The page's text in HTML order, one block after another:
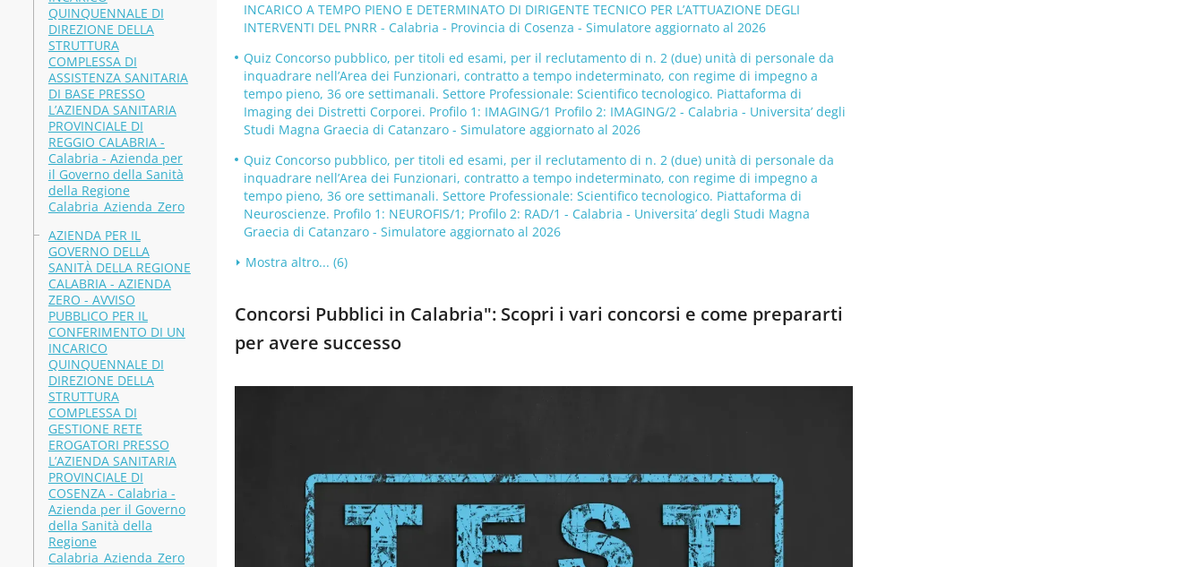
QUINQUENNALE DI
DIREZIONE DELLA
STRUTTURA
COMPLESSA DI
ASSISTENZA SANITARIA
DI BASE PRESSO
L’AZIENDA SANITARIA
PROVINCIALE DI
REGGIO CALABRIA -
Calabria - Azienda per
il Governo della Sanità
della Regione
Calabria_Azienda_Zero
AZIENDA PER IL
GOVERNO DELLA
SANITÀ DELLA REGIONE
CALABRIA - AZIENDA
ZERO - AVVISO
PUBBLICO PER IL
CONFERIMENTO DI UN
INCARICO
QUINQUENNALE DI
DIREZIONE DELLA
STRUTTURA
COMPLESSA DI
GESTIONE RETE
EROGATORI PRESSO
L’AZIENDA SANITARIA
PROVINCIALE DI
COSENZA - Calabria -
Azienda per il Governo
della Sanità della
Regione
Calabria_Azienda_Zero
INCARICO A TEMPO PIENO E DETERMINATO DI DIRIGENTE TECNICO PER L’ATTUAZIONE DEGLI
INTERVENTI DEL PNRR - Calabria - Provincia di Cosenza - Simulatore aggiornato al 2026
Quiz Concorso pubblico, per titoli ed esami, per il reclutamento di n. 2 (due) unità di personale da
inquadrare nell’Area dei Funzionari, contratto a tempo indeterminato, con regime di impegno a
tempo pieno, 36 ore settimanali. Settore Professionale: Scientifico tecnologico. Piattaforma di
Imaging dei Distretti Corporei. Profilo 1: IMAGING/1 Profilo 2: IMAGING/2 - Calabria - Universita’ degli
Studi Magna Graecia di Catanzaro - Simulatore aggiornato al 2026
Quiz Concorso pubblico, per titoli ed esami, per il reclutamento di n. 2 (due) unità di personale da
inquadrare nell’Area dei Funzionari, contratto a tempo indeterminato, con regime di impegno a
tempo pieno, 36 ore settimanali. Settore Professionale: Scientifico tecnologico. Piattaforma di
Neuroscienze. Profilo 1: NEUROFIS/1; Profilo 2: RAD/1 - Calabria - Universita’ degli Studi Magna
Graecia di Catanzaro - Simulatore aggiornato al 2026
Mostra altro... (6)
Concorsi Pubblici in Calabria": Scopri i vari concorsi e come prepararti
per avere successo